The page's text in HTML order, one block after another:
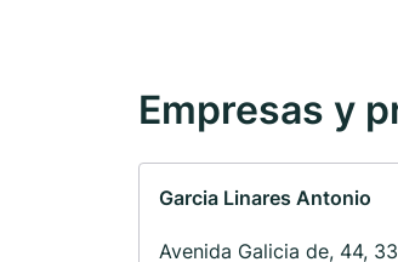
Empresas y
Garcia Linares Antonio
Avenida Galicia de, 44,